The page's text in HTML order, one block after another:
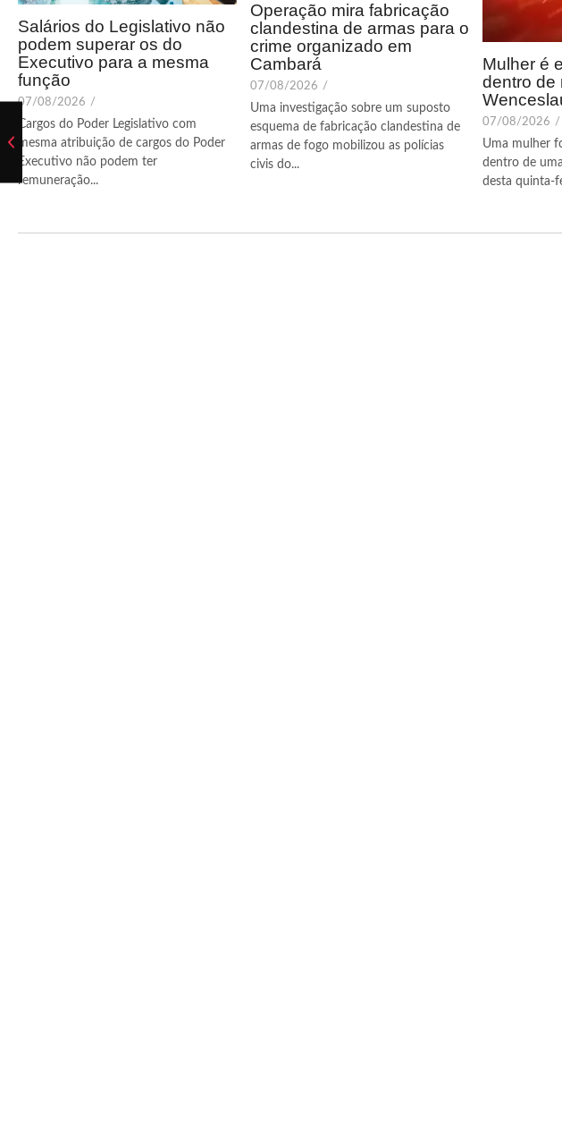
Salários do Legislativo não
podem superar os do
Executivo para a mesma
função
07/08/2026 /
Cargos do Poder Legislativo com
mesma atribuição de cargos do Poder
Executivo não podem ter
remuneração...
Operação mira fabricação
clandestina de armas para o
crime organizado em
Cambará
07/08/2026 /
Uma investigação sobre um suposto
esquema de fabricação clandestina de
armas de fogo mobilizou as polícias
civis do...
Mulher é
dentro de
07/08/2026 /
Uma mulher
dentro de
desta quinta-